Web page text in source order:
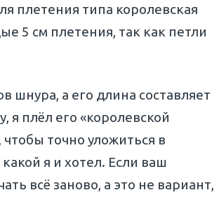
плетения типа королевская
5 см плетения, так как петли
шнура, а его длина составляет
я плёл его «королевской
точно уложиться в
я и хотел. Если ваш
всё заново, а это не вариант,